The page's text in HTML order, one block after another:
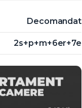
Decomandat
2s+p+m+6er+7e